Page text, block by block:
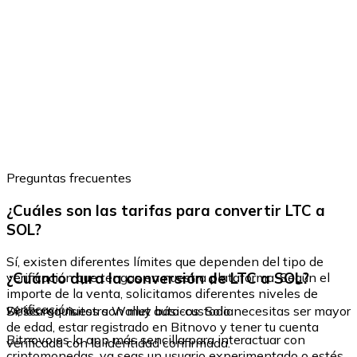
Preguntas frecuentes
¿Cuáles son las tarifas para convertir LTC a
SOL?
Sí, existen diferentes límites que dependen del tipo de
verificación que tengas en nuestra plataforma. Según el
importe de la venta, solicitamos diferentes niveles de
verificación.
¿Cuánto dura la conversión de LTC a SOL?
Sí, los requisitos son muy básicos. Solo necesitas ser mayor
de edad, estar registrado en Bitnovo y tener tu cuenta
verificada con la identidad confirmada.
Descarga nuestra Wallet auto-custodia
Bitnovo es la app más sencilla para interactuar con